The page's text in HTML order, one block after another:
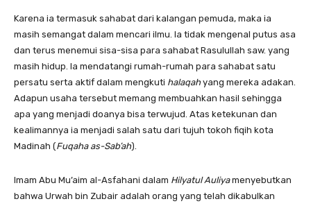
Karena ia termasuk sahabat dari kalangan pemuda, maka ia
masih semangat dalam mencari ilmu. Ia tidak mengenal putus asa
dan terus menemui sisa-sisa para sahabat Rasulullah saw. yang
masih hidup. Ia mendatangi rumah-rumah para sahabat satu
persatu serta aktif dalam mengkuti halaqah yang mereka adakan.
Adapun usaha tersebut memang membuahkan hasil sehingga
apa yang menjadi doanya bisa terwujud. Atas ketekunan dan
kealimannya ia menjadi salah satu dari tujuh tokoh fiqih kota
Madinah (Fuqaha as-Sab’ah).
Imam Abu Mu’aim al-Asfahani dalam Hilyatul Auliyamenyebutkan
bahwa Urwah bin Zubair adalah orang yang telah dikabulkan